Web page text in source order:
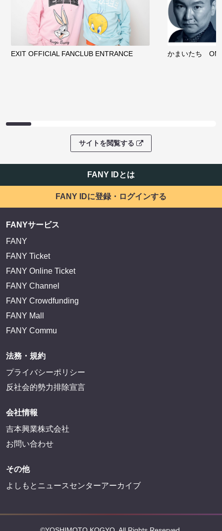
EXIT OFFICIAL FANCLUB ENTRANCE かまいたち
サイトを閲覧する
FANY IDとは
FANY IDに登録・ログインする
FANYサービス
FANY
FANY Ticket
FANY Online Ticket
FANY Channel
FANY Crowdfunding
FANY Mall
FANY Commu
法務・規約
プライバシーポリシー
反社会的勢力排除宣言
会社情報
吉本興業株式会社
お問い合わせ
その他
よしもとニュースセンターアーカイブ